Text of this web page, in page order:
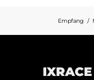
MARKEN
Empfang